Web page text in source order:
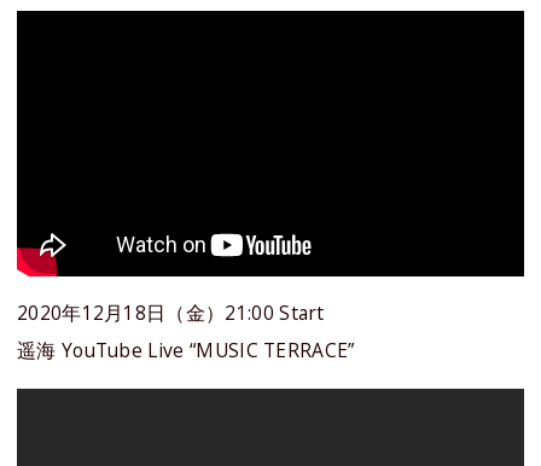
2020年12月18日（金）21:00 Start
遥海 YouTube Live “MUSIC TERRACE”